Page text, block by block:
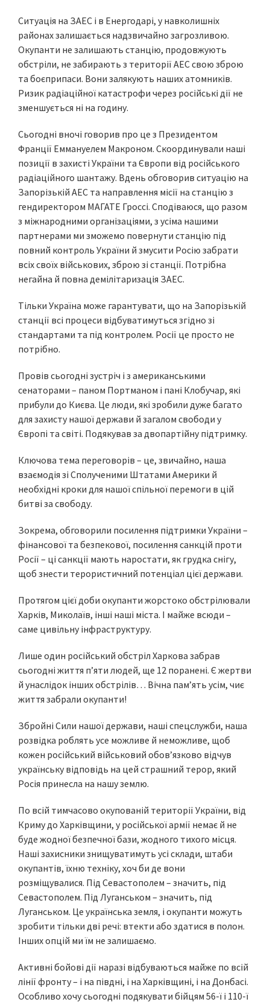
Ситуація на ЗАЕС і в Енергодарі, у навколишніх
районах залишається надзвичайно загрозливою.
Окупанти не залишають станцію, продовжують
обстріли, не забирають з території АЕС свою зброю
та боєприпаси. Вони залякують наших атомників.
Ризик радіаційної катастрофи через російські дії не
зменшується ні на годину.
Сьогодні вночі говорив про це з Президентом
Франції Еммануелем Макроном. Скоординували наші
позиції в захисті України та Європи від російського
радіаційного шантажу. Вдень обговорив ситуацію на
Запорізькій АЕС та направлення місії на станцію з
гендиректором МАГАТЕ Гроссі. Сподіваюся, що разом
з міжнародними організаціями, з усіма нашими
партнерами ми зможемо повернути станцію під
повний контроль України й змусити Росію забрати
всіх своїх військових, зброю зі станції. Потрібна
негайна й повна демілітаризація ЗАЕС.
Тільки Україна може гарантувати, що на Запорізькій
станції всі процеси відбуватимуться згідно зі
стандартами та під контролем. Росії це просто не
потрібно.
Провів сьогодні зустріч і з американськими
сенаторами – паном Портманом і пані Клобучар, які
прибули до Києва. Це люди, які зробили дуже багато
для захисту нашої держави й загалом свободи у
Європі та світі. Подякував за двопартійну підтримку.
Ключова тема переговорів – це, звичайно, наша
взаємодія зі Сполученими Штатами Америки й
необхідні кроки для нашої спільної перемоги в цій
битві за свободу.
Зокрема, обговорили посилення підтримки України –
фінансової та безпекової, посилення санкцій проти
Росії – ці санкції мають наростати, як грудка снігу,
щоб знести терористичний потенціал цієї держави.
Протягом цієї доби окупанти жорстоко обстрілювали
Харків, Миколаїв, інші наші міста. І майже всюди –
саме цивільну інфраструктуру.
Лише один російський обстріл Харкова забрав
сьогодні життя п’яти людей, ще 12 поранені. Є жертви
й унаслідок інших обстрілів… Вічна пам’ять усім, чиє
життя забрали окупанти!
Збройні Сили нашої держави, наші спецслужби, наша
розвідка роблять усе можливе й неможливе, щоб
кожен російський військовий обов’язково відчув
українську відповідь на цей страшний терор, який
Росія принесла на нашу землю.
По всій тимчасово окупованій території України, від
Криму до Харківщини, у російської армії немає й не
буде жодної безпечної бази, жодного тихого місця.
Наші захисники знищуватимуть усі склади, штаби
окупантів, їхню техніку, хоч би де вони
розміщувалися. Під Севастополем – значить, під
Севастополем. Під Луганськом – значить, під
Луганськом. Це українська земля, і окупанти можуть
зробити тільки дві речі: втекти або здатися в полон.
Інших опцій ми їм не залишаємо.
Активні бойові дії наразі відбуваються майже по всій
лінії фронту – і на півдні, і на Харківщині, і на Донбасі.
Особливо хочу сьогодні подякувати бійцям 56-ї і 110-ї